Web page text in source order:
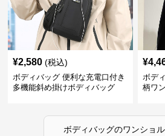
¥2,580 (税込)
ボディバッグ 便利な充電口付き
多機能斜め掛けボディバッグ
¥
ボデ
柄ワ
ボディバッグのワンショ